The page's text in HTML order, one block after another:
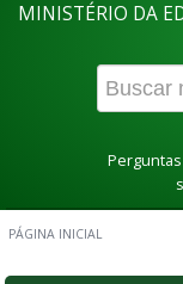
MINISTÉRIO DA
PÁGINA INICIAL